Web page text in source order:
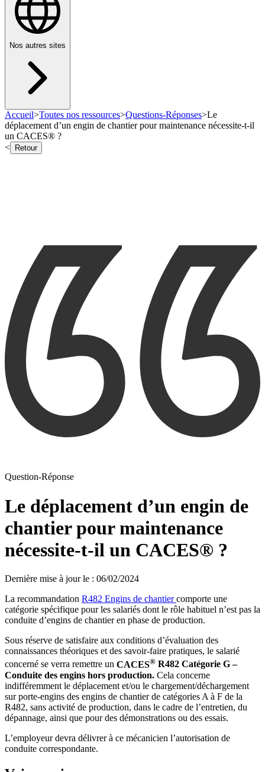
Nos autres sites
Accueil>Toutes nos ressources>Questions-Réponses>Le
déplacement d’un engin de chantier pour maintenance nécessite-t-il
un CACES® ?
<
Retour
Question-Réponse
Le déplacement d’un engin de
chantier pour maintenance
nécessite-t-il un CACES® ?
Dernière mise à jour le : 06/02/2024
La recommandation R482 Engins de chantiercomporte une
catégorie spécifique pour les salariés dont le rôle habituel n’est pas la
conduite d’engins de chantier en phase de production.
Sous réserve de satisfaire aux conditions d’évaluation des
connaissances théoriques et des savoir-faire pratiques, le salarié
concerné se verra remettre un CACES® R482 Catégorie G –
Conduite des engins hors production. Cela concerne
indifféremment le déplacement et/ou le chargement/déchargement
sur porte-engins des engins de chantier de catégories A à F de la
R482, sans activité de production, dans le cadre de l’entretien, du
dépannage, ainsi que pour des démonstrations ou des essais.
L’employeur devra délivrer à ce mécanicien l’autorisation de
conduite correspondante.